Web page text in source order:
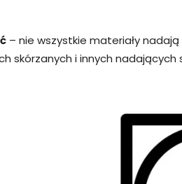
– nie wszystkie materiały
skórzanych i innych